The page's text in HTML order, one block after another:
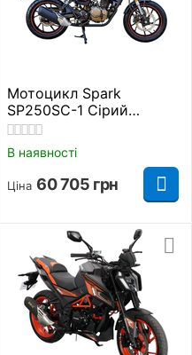
Мотоцикл Spark
SP250SC-1 Сірий
Дорожній
В наявності
Ціна 60 705 грн